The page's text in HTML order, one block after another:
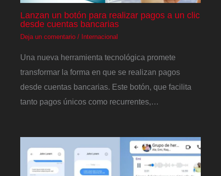
Lanzan un botón para realizar pagos a un clic
desde cuentas bancarias
Deja un comentario / Internacional
Una nueva herramienta tecnológica promete
transformar la forma en que se realizan pagos
desde cuentas bancarias. Este botón, que facilita
tanto pagos únicos como recurrentes,…